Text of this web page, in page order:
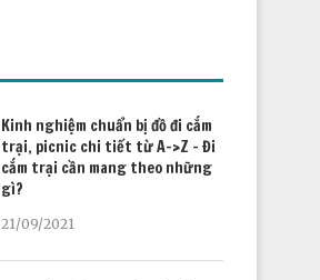
Kinh nghiệm chuẩn bị đồ đi cắm
trại, picnic chi tiết từ A->Z – Đi
cắm trại cần mang theo những
gì?
21/09/2021